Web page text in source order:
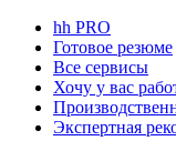
hh PRO
Готовое резюме
Все сервисы
Хочу у вас
Экспертная